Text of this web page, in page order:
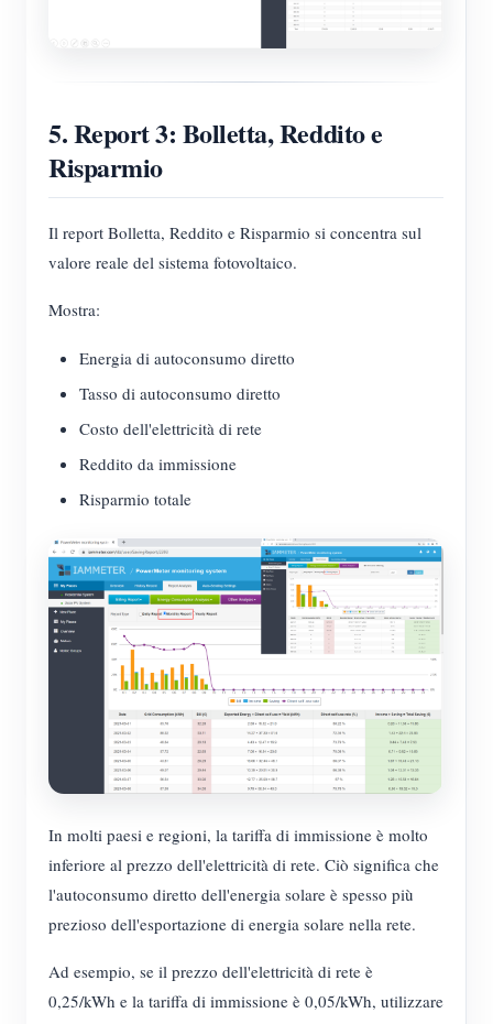
5. Report 3: Bolletta, Reddito e
Risparmio
Il report Bolletta, Reddito e Risparmio si concentra sul
valore reale del sistema fotovoltaico.
Mostra:
Energia di autoconsumo diretto
Tasso di autoconsumo diretto
Costo dell'elettricità di rete
Reddito da immissione
Risparmio totale
In molti paesi e regioni, la tariffa di immissione è molto
inferiore al prezzo dell'elettricità di rete. Ciò significa che
l'autoconsumo diretto dell'energia solare è spesso più
prezioso dell'esportazione di energia solare nella rete.
Ad esempio, se il prezzo dell'elettricità di rete è
0,25/kWh e la tariffa di immissione è 0,05/kWh, utilizzare